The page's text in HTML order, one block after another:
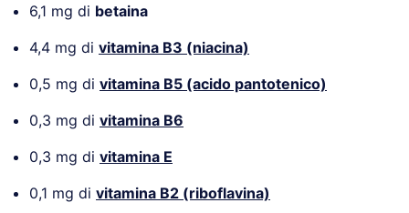
6,1 mg di betaina
4,4 mg di vitamina B3 (niacina)
0,5 mg di vitamina B5 (acido pantotenico)
0,3 mg di vitamina B6
0,3 mg di vitamina E
0,1 mg di vitamina B2 (riboflavina)